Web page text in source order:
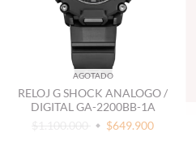
AGOTADO
RELOJ G SHOCK ANALOGO /
DIGITAL GA-2200BB-1A
$1.100.000
$649.900